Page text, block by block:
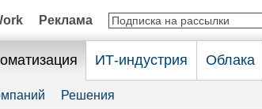
Реклама
ИТ-индустрия Облака
Решения